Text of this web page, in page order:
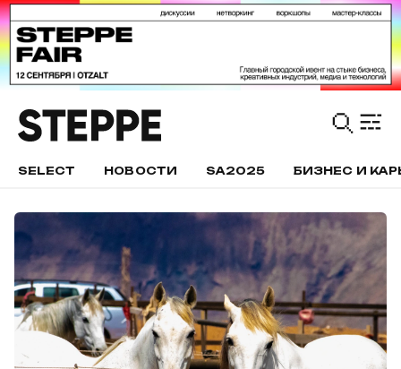
SELECT НОВОСТИ SA2025 БИЗНЕС И